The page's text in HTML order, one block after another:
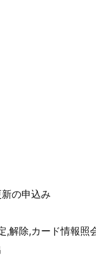
の申込み
,解除,カード情報照